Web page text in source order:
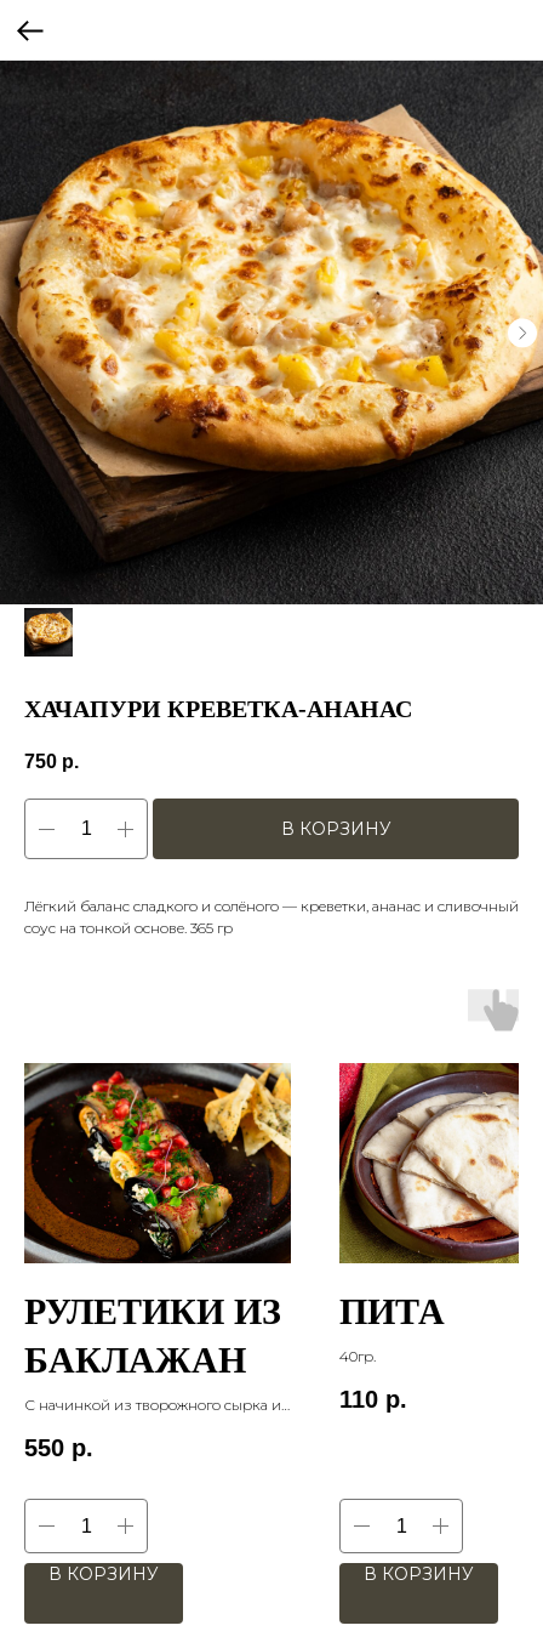
ХАЧАПУРИ КРЕВЕТКА-АНАНАС
750 р.
В КОРЗИНУ
Лёгкий баланс сладкого и солёного — креветки, ананас и сливочный
соус на тонкой основе. 365 гр
РУЛЕТИКИ ИЗ
БАКЛАЖАН
С начинкой из творожного сырка и
550 р.
В КОРЗИНУ
ПИТА
40гр.
110 р.
В КОРЗИНУ